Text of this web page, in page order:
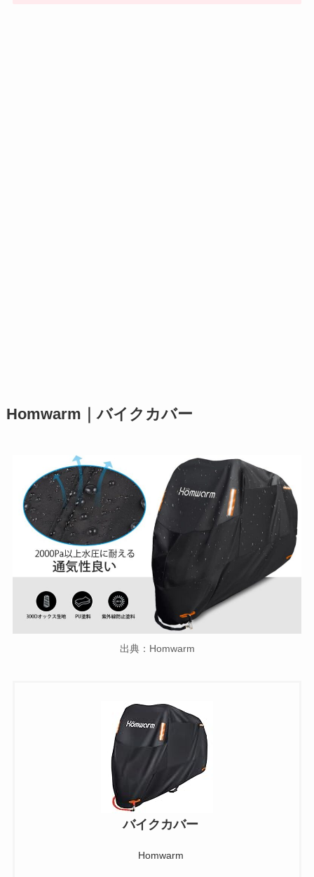
Homwarm｜バイクカバー
出典：Homwarm
バイクカバー
Homwarm